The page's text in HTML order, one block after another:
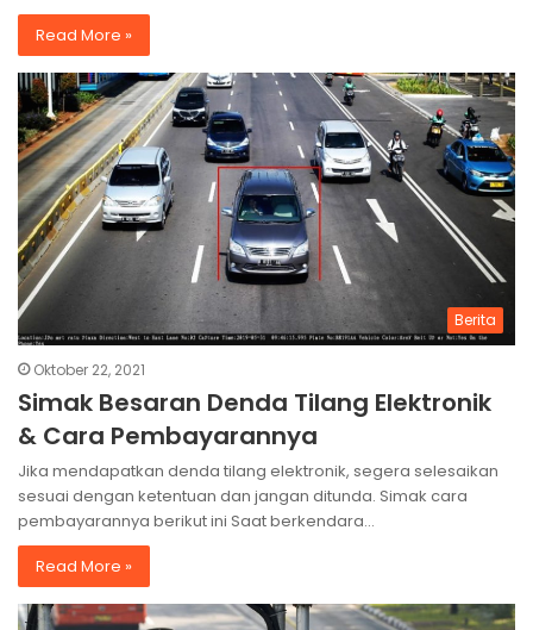
Read More »
Berita
Oktober 22, 2021
Simak Besaran Denda Tilang Elektronik
& Cara Pembayarannya
Jika mendapatkan denda tilang elektronik, segera selesaikan
sesuai dengan ketentuan dan jangan ditunda. Simak cara
pembayarannya berikut ini Saat berkendara…
Read More »